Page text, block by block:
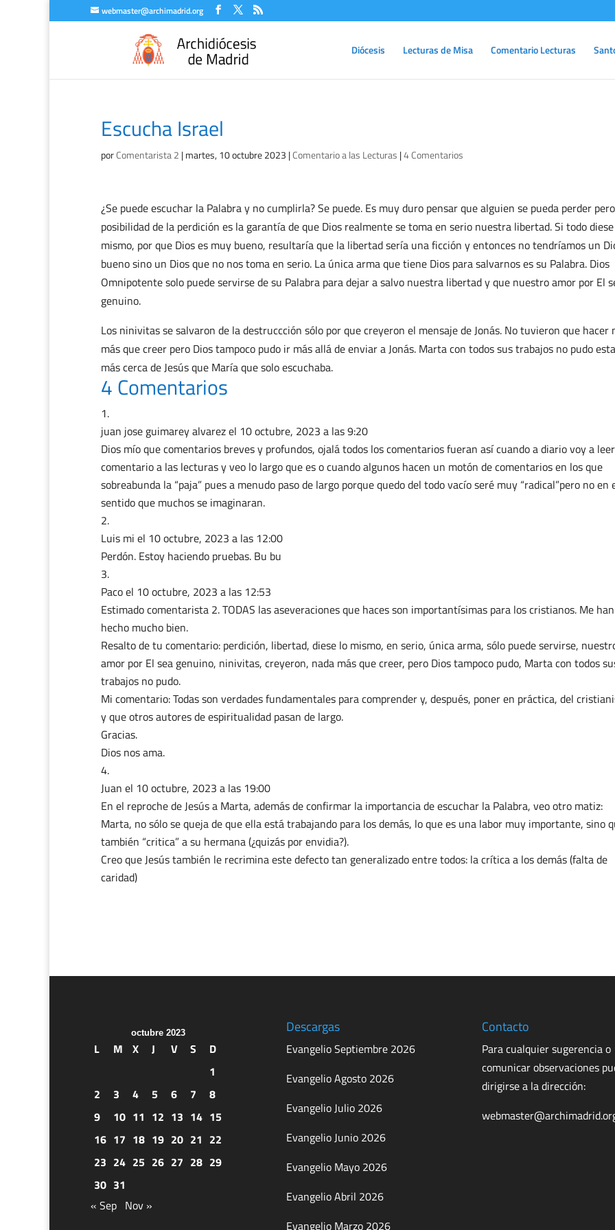
webmaster@archimadrid.org
Diócesis Lecturas de Misa Comentario Lecturas
Escucha Israel
porComentarista 2 |martes, 10 octubre 2023 |Comentario a las Lecturas |4 Comentarios
¿Se puede escuchar la Palabra y no cumplirla? Se puede. Es muy duro pensar que alguien se pueda perder
posibilidad de la perdición es la garantía de que Dios realmente se toma en serio nuestra libertad. Si todo
mismo, por que Dios es muy bueno, resultaría que la libertad sería una ficción y entonces no tendríamos un
bueno sino un Dios que no nos toma en serio. La única arma que tiene Dios para salvarnos es su Palabra. Dios
Omnipotente solo puede servirse de su Palabra para dejar a salvo nuestra libertad y que nuestro amor por El
genuino.
Los ninivitas se salvaron de la destruccción sólo por que creyeron el mensaje de Jonás. No tuvieron que hacer
más que creer pero Dios tampoco pudo ir más allá de enviar a Jonás. Marta con todos sus trabajos no pudo
más cerca de Jesús que María que solo escuchaba.
4 Comentarios
juan jose guimarey alvarezel 10 octubre, 2023 a las 9:20
Dios mío que comentarios breves y profundos, ojalá todos los comentarios fueran así cuando a diario voy a
comentario a las lecturas y veo lo largo que es o cuando algunos hacen un motón de comentarios en los que
sobreabunda la “paja” pues a menudo paso de largo porque quedo del todo vacío seré muy “radical”pero no en
sentido que muchos se imaginaran.
Luis mi el 10 octubre, 2023 a las 12:00
Perdón. Estoy haciendo pruebas. Bu bu
Pacoel 10 octubre, 2023 a las 12:53
Estimado comentarista 2. TODAS las aseveraciones que haces son importantísimas para los cristianos. Me han
hecho mucho bien.
Resalto de tu comentario: perdición, libertad, diese lo mismo, en serio, única arma, sólo puede servirse,
amor por El sea genuino, ninivitas, creyeron, nada más que creer, pero Dios tampoco pudo, Marta con todos
trabajos no pudo.
Mi comentario: Todas son verdades fundamentales para comprender y, después, poner en práctica, del
y que otros autores de espiritualidad pasan de largo.
Gracias.
Dios nos ama.
Juan el 10 octubre, 2023 a las 19:00
En el reproche de Jesús a Marta, además de confirmar la importancia de escuchar la Palabra, veo otro matiz:
Marta, no sólo se queja de que ella está trabajando para los demás, lo que es una labor muy importante, sino
también “critica” a su hermana (¿quizás por envidia?).
Creo que Jesús también le recrimina este defecto tan generalizado entre todos: la crítica a los demás (falta de
caridad)
octubre 2023
L M X J V S
D
1
2
3 4 5 6 7
8
9
10 11 12 13 14 15
16 17 18 19 20 21 22
23 24 25 26 27 28 29
30 31
« Sep Nov »
Descargas
Evangelio Septiembre 2026
Evangelio Agosto 2026
Evangelio Julio 2026
Evangelio Junio 2026
Evangelio Mayo 2026
Evangelio Abril 2026
Evangelio Marzo 2026
Contacto
Para cualquier sugerencia o
comunicar observaciones
dirigirse a la dirección: